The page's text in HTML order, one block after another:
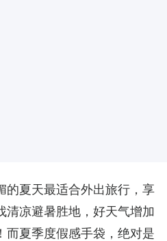
的夏天最适合外出旅行，享
清凉避暑胜地，好天气增加
而夏季度假感手袋，绝对是